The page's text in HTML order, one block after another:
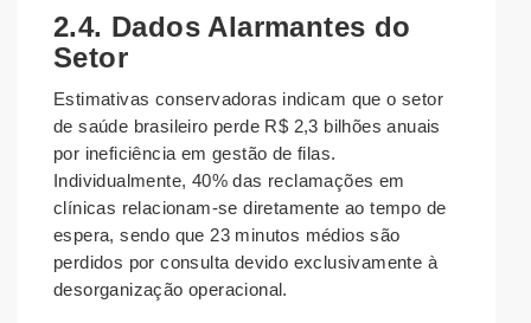
2.4. Dados Alarmantes do
Setor
Estimativas conservadoras indicam que o setor
de saúde brasileiro perde R$ 2,3 bilhões anuais
por ineficiência em gestão de filas.
Individualmente, 40% das reclamações em
clínicas relacionam-se diretamente ao tempo de
espera, sendo que 23 minutos médios são
perdidos por consulta devido exclusivamente à
desorganização operacional.